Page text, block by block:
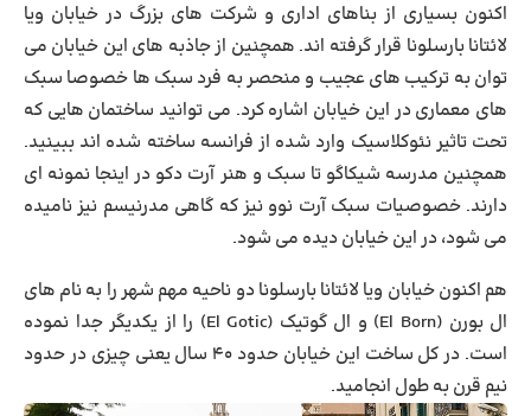
اکنون بسیاری از بناهای اداری و شرکت های بزرگ در خیابان ویا
لائتانا بارسلونا قرار گرفته اند. همچنین از جاذبه های این خیابان می
توان به ترکیب های عجیب و منحصر به فرد سبک ها خصوصا سبک
های معماری در این خیابان اشاره کرد. می توانید ساختمان هایی که
تحت تاثیر نئوکلاسیک وارد شده از فرانسه ساخته شده اند ببینید.
همچنین مدرسه شیکاگو تا سبک و هنر آرت دکو در اینجا نمونه ای
دارند. خصوصیات سبک آرت نوو نیز که گاهی مدرنیسم نیز نامیده
می شود، در این خیابان دیده می شود.
هم اکنون خیابان ویا لائتانا بارسلونا دو ناحیه مهم شهر را به نام های
ال بورن (El Born) و ال گوتیک
(El Gotic) را از یکدیگر جدا نموده
است. در کل ساخت این خیابان حدود ۴۰ سال یعنی چیزی در حدود
نیم قرن به طول انجامید.